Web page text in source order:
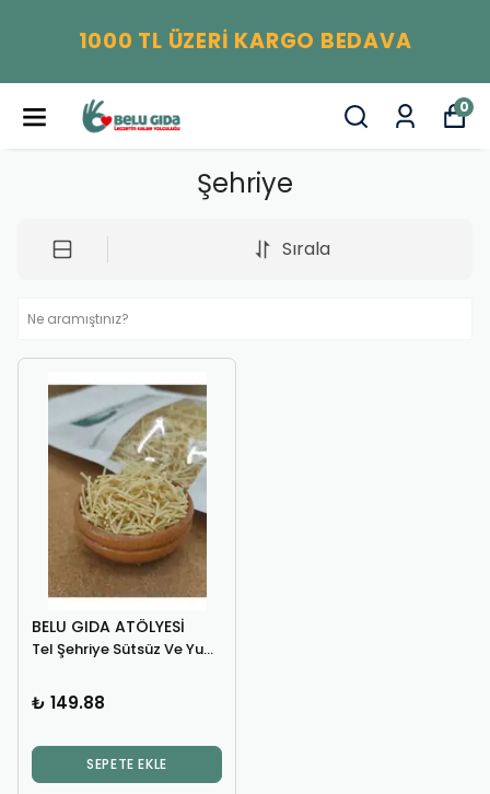
1000 TL ÜZERİ KARGO BEDAVA
0
Şehriye
Sırala
BELU GIDA ATÖLYESI
Tel Şehriye Sütsüz Ve Yumurtasız 200 gr
₺ 149.88
SEPETE EKLE